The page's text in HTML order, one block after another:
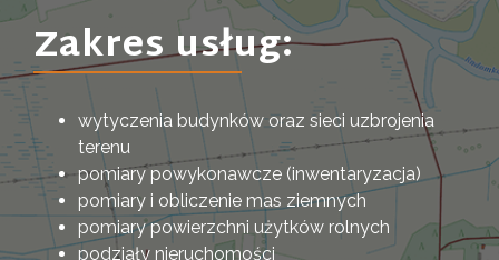
Zakres usług:
wytyczenia budynków oraz sieci uzbrojenia
terenu
pomiary powykonawcze (inwentaryzacja)
pomiary i obliczenie mas ziemnych
pomiary powierzchni użytków rolnych
podziały nieruchomości